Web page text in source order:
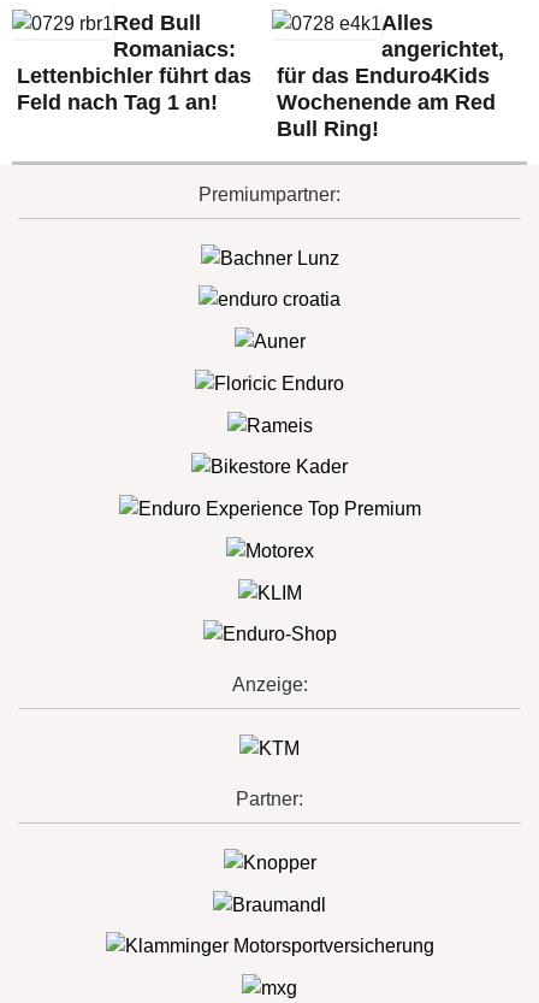
Red Bull
Romaniacs:
Lettenbichler führt das
Feld nach Tag 1 an!
Alles
angerichtet,
für das Enduro4Kids
Wochenende am Red
Bull Ring!
Premiumpartner:
Anzeige:
Partner: